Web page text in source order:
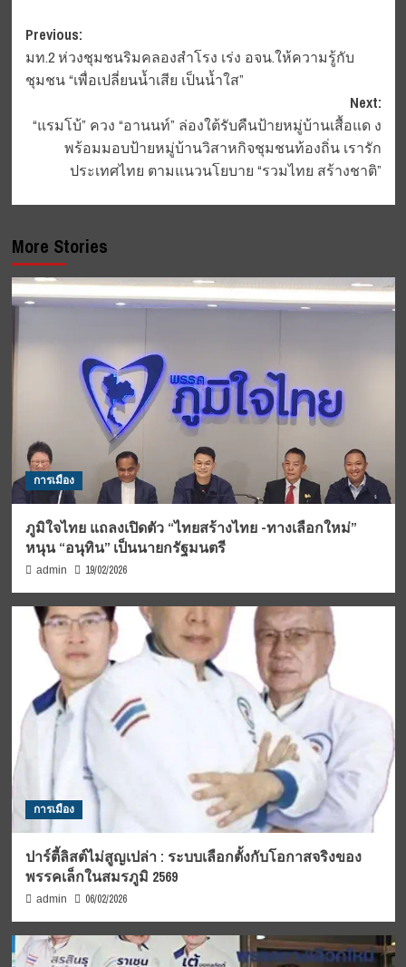
Post
navigation
Previous:
มท.2 ห่วงชุมชนริมคลองสำโรง เร่ง อจน.ให้ความรู้กับ
ชุมชน “เพื่อเปลี่ยนน้ำเสีย เป็นน้ำใส”
Next:
“แรมโบ้” ควง “อานนท์” ล่องใต้รับคืนป้ายหมู่บ้านเสื้อแด ง
พร้อมมอบป้ายหมู่บ้านวิสาหกิจชุมชนท้องถิ่น เรารัก
ประเทศไทย ตามแนวนโยบาย “รวมไทย สร้างชาติ”
More Stories
การเมือง
ภูมิใจไทย แถลงเปิดตัว “ไทยสร้างไทย -ทางเลือกใหม่”
หนุน “อนุทิน” เป็นนายกรัฐมนตรี
admin 19/02/2026
การเมือง
ปาร์ตี้ลิสต์ไม่สูญเปล่า : ระบบเลือกตั้งกับโอกาสจริงของ
พรรคเล็กในสมรภูมิ 2569
admin 06/02/2026